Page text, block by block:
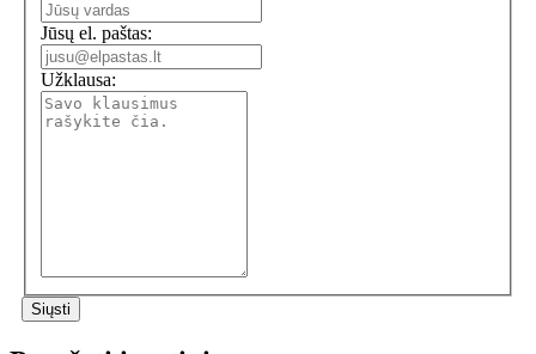
Jūsų el. paštas:
Užklausa: